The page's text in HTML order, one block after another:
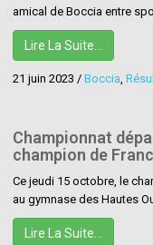
amical de Boccia entre
Lire La Suite…
21 juin 2023 /Boccia ,
Championnat
champion de
Ce jeudi 15 octobre, le
au gymnase des Hautes
Lire La Suite…